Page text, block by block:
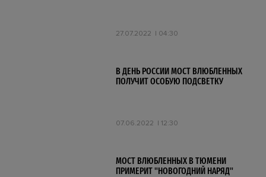
27.07.2022 04:30
В ДЕНЬ РОССИИ МОСТ ВЛЮБЛЕННЫХ
ПОЛУЧИТ ОСОБУЮ ПОДСВЕТКУ
07.06.2022 12:30
МОСТ ВЛЮБЛЕННЫХ В ТЮМЕНИ
ПРИМЕРИТ "НОВОГОДНИЙ НАРЯД"